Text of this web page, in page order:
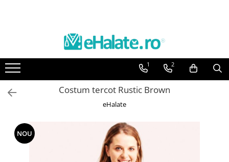
Toate Produsele
Bluze Unisex
Costume Unisex
Bluze unisex cu imprimeuri
Bluze Maria
1 2
Costum tercot Rustic Brown
eHalate
NOU